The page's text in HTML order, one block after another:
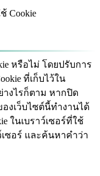
Cookie
หรือไม่ โดยปรับการ
ที่เก็บไว้ใน
างไรก็ตาม หากปิด
งเว็บไซต์นี้ทำงานได้
ในเบราว์เซอร์ที่ใช้
เซอร์ และค้นหาคำว่า